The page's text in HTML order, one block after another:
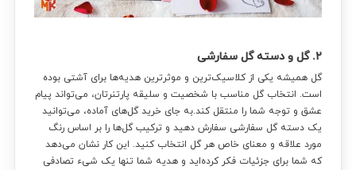
۲. گل و دسته گل سفارشی
گل همیشه یکی از کلاسیک‌ترین و موثرترین هدیه‌ها برای آشتی بوده
است. انتخاب گل مناسب با شخصیت و سلیقه پارتنرتان، می‌تواند پیام
عشق و توجه شما را منتقل کند.به جای خرید گل‌های آماده، می‌توانید
یک دسته گل سفارشی سفارش دهید و ترکیب گل‌ها را بر اساس رنگ
مورد علاقه و معنای خاص هر گل انتخاب کنید. این کار نشان می‌دهد
که شما برای جزئیات فکر کرده‌اید و هدیه شما تنها یک شیء تصادفی